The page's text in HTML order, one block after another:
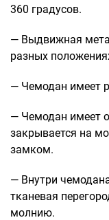
360 градусов.
— Выдвижная
разных
— Чемодан имеет
— Чемодан имеет
закрывается на
замком.
— Внутри
тканевая
молнию.